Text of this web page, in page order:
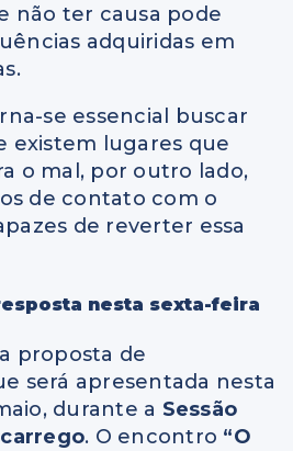
não ter causa pode
adquiridas em
se essencial buscar
existem lugares que
o mal, por outro lado,
de contato com o
de reverter essa
nesta sexta-feira
proposta de
será apresentada nesta
durante a Sessão
. O encontro “O